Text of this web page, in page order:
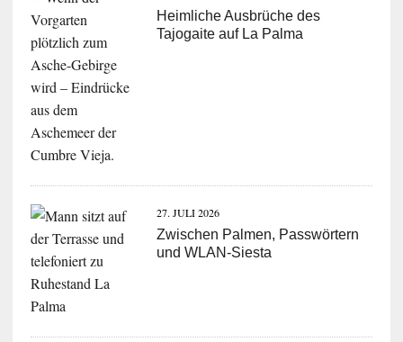
Heimliche Ausbrüche des
Tajogaite auf La Palma
27. JULI 2026
Zwischen Palmen, Passwörtern
und WLAN-Siesta